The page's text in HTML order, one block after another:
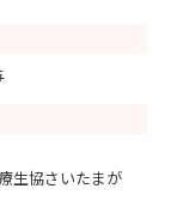
生協さいたまが